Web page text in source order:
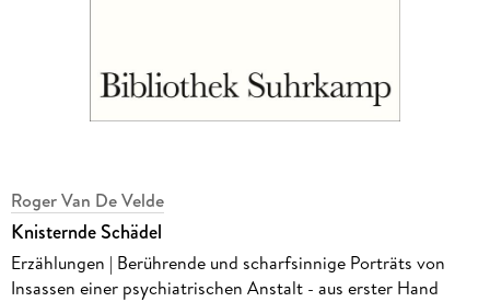
Roger Van De Velde
Knisternde Schädel
Erzählungen | Berührende und scharfsinnige Porträts von
Insassen einer psychiatrischen Anstalt - aus erster Hand